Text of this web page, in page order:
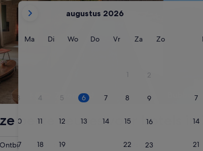
De
weergegeven
maanden
zijn
August
augustus 2026
MaMaandag
DiDinsdag
WoWoensdag
DoDonderdag
VrVrijdag
ZaZaterdag
ZoZondag
1 2
3 4 5 6 7 8 9
10 11 12 13 14 15 16
17 18 19 22 23
7
14
21
Zwembad
beste keuzes voor hotels in
Ontbijt inbegrepen Hotel